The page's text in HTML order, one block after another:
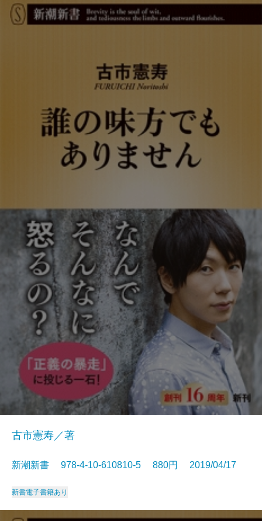
古市憲寿／著
新潮新書 978-4-10-610810-5 880円 2019/04/17
新書電子書籍あり